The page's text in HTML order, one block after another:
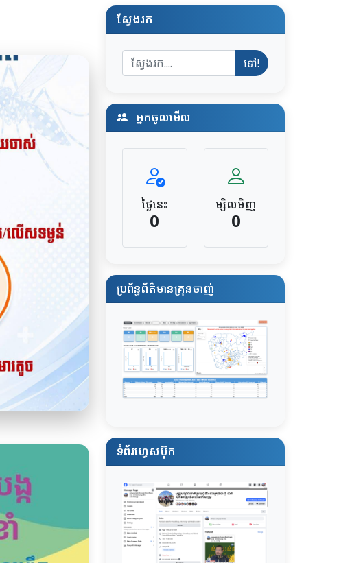
ស្វែងរក
ទៅ!
អ្នកចូលមើល
ថ្ងៃនេះ
0
ម្សិលមិញ
0
ប្រព័ន្ធព័ត៌មានគ្រុនចាញ់
ទំព័រហ្វេសប៊ុក